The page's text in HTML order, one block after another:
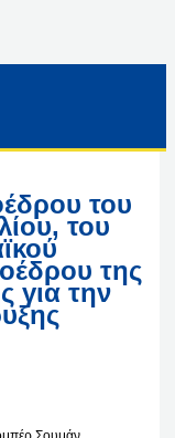
του
του
της
για την